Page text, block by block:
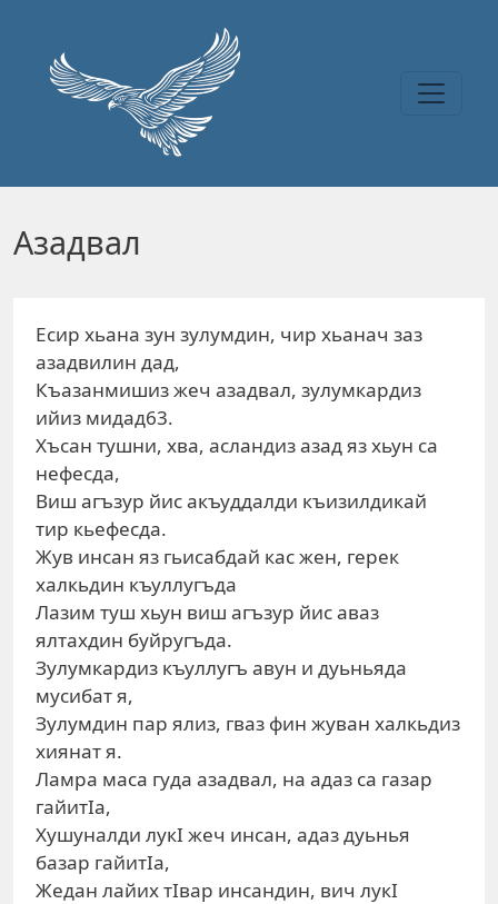
Азадвал
Есир хьана зун зулумдин, чир хьанач заз
азадвилин дад,
Къазанмишиз жеч азадвал, зулумкардиз
ийиз мидад63.
Хъсан тушни, хва, асландиз азад яз хьун са
нефесда,
Виш агъзур йис акъуддалди къизилдикай
тир кьефесда.
Жув инсан яз гьисабдай кас жен, герек
халкьдин къуллугъда
Лазим туш хьун виш агъзур йис аваз
ялтахдин буйругъда.
Зулумкардиз къуллугъ авун и дуьньяда
мусибат я,
Зулумдин пар ялиз, гваз фин жуван халкьдиз
хиянат я.
Ламра маса гуда азадвал, на адаз са газар
гайитIа,
Хушуналди лукI жеч инсан, адаз дуьнья
базар гайитIа,
Жедан лайих тIвар инсандин, вич лукI